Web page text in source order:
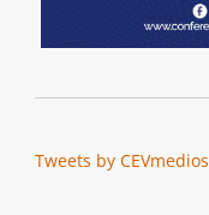
Tweets by CEVmedios